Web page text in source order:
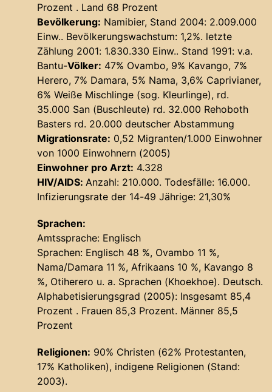
Prozent . Land 68 Prozent
Bevölkerung: Namibier, Stand 2004: 2.009.000
Einw.. Bevölkerungswachstum: 1,2%. letzte
Zählung 2001: 1.830.330 Einw.. Stand 1991: v.a.
Bantu-Völker: 47% Ovambo, 9% Kavango, 7%
Herero, 7% Damara, 5% Nama, 3,6% Caprivianer,
6% Weiße Mischlinge (sog. Kleurlinge), rd.
35.000 San (Buschleute) rd. 32.000 Rehoboth
Basters rd. 20.000 deutscher Abstammung
Migrationsrate: 0,52 Migranten/1.000 Einwohner
von 1000 Einwohnern (2005)
Einwohner pro Arzt: 4.328
HIV/AIDS: Anzahl: 210.000. Todesfälle: 16.000.
Infizierungsrate der 14-49 Jährige: 21,30%
Sprachen:
Amtssprache: Englisch
Sprachen: Englisch 48 %, Ovambo 11 %,
Nama/Damara 11 %, Afrikaans 10 %, Kavango 8
%, Otiherero u. a. Sprachen (Khoekhoe). Deutsch.
Alphabetisierungsgrad (2005): Insgesamt 85,4
Prozent . Frauen 85,3 Prozent. Männer 85,5
Prozent
Religionen: 90% Christen (62% Protestanten,
17% Katholiken), indigene Religionen (Stand:
2003).